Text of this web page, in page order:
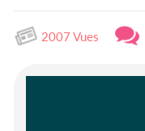
2007 Vues